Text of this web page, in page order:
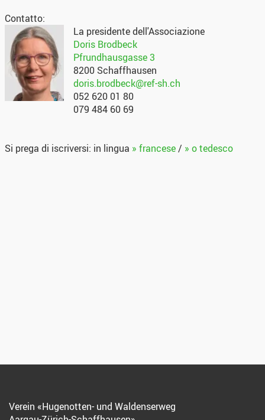
Contatto:
La presidente dell'Associazione
Doris Brodbeck
Pfrundhausgasse 3
8200 Schaffhausen
doris.brodbeck@ref-sh.ch
052 620 01 80
079 484 60 69
Si prega di iscriversi: in lingua » francese/ » o tedesco
Verein «Hugenotten- und Waldenserweg